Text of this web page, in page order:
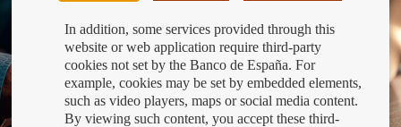
In addition, some services provided through this
website or web application require third-party
cookies not set by the Banco de España. For
example, cookies may be set by embedded elements,
such as video players, maps or social media content.
By viewing such content, you accept these third-